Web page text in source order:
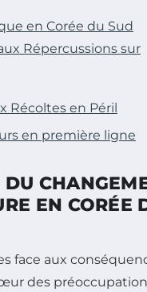
en Corée du Sud
Répercussions sur
Récoltes en Péril
en première ligne
EN CORÉE
face aux
des